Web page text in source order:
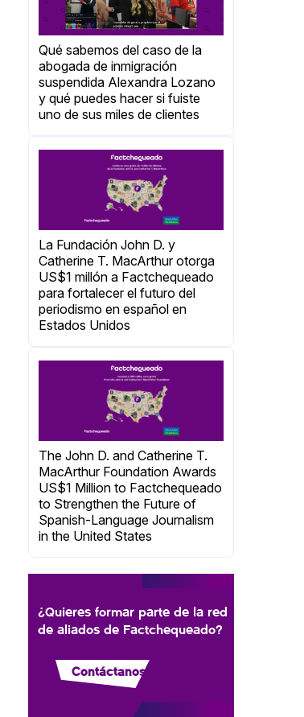
Qué sabemos del caso de la
abogada de inmigración
suspendida Alexandra Lozano
y qué puedes hacer si fuiste
uno de sus miles de clientes
La Fundación John D. y
Catherine T. MacArthur otorga
US$1 millón a Factchequeado
para fortalecer el futuro del
periodismo en español en
Estados Unidos
The John D. and Catherine T.
MacArthur Foundation Awards
US$1 Million to Factchequeado
to Strengthen the Future of
Spanish-Language Journalism
in the United States
¿Quieres formar parte de la red
de aliados de Factchequeado?
Contáctanos